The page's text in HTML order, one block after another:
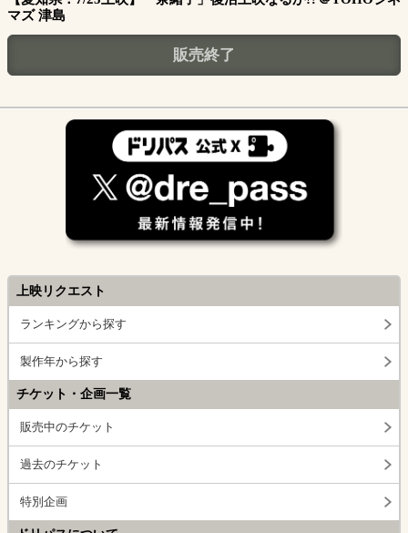
マズ 津島
販売終了
上映リクエスト
ランキングから探す
製作年から探す
チケット・企画一覧
販売中のチケット
過去のチケット
特別企画